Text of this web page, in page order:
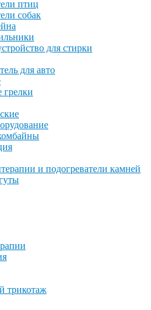
птиц
собак
для стирки
для авто
грелки
и подогреватели камней
трикотаж